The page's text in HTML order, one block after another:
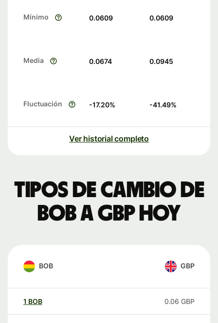
Mínimo 0.0609 0.0609
Media 0.0674 0.0945
Fluctuación -17.20% -41.49%
Ver historial completo
Tipos de cambio de
BOB a GBP hoy
BOB GBP
1 BOB 0.06 GBP